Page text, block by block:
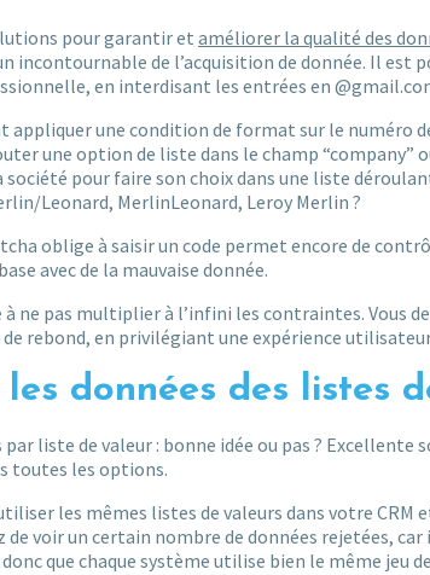
pour garantir etaméliorer la qualité des
incontournable de l’acquisition de donnée. Il est
en interdisant les entrées en
appliquer une condition de format sur le numéro
une option de liste dans le champ “company”
pour faire son choix dans une liste
Leonard, MerlinLeonard, Leroy Merlin ?
oblige à saisir un code permet encore de
avec de la mauvaise donnée.
à ne pas multiplier à l’infini les contraintes. Vous
rebond, en privilégiant une expérience
données des listes
liste de valeur : bonne idée ou pas ?
toutes les options.
les mêmes listes de valeurs dans votre CRM
de voir un certain nombre de données rejetées,
que chaque système utilise bien le même jeu